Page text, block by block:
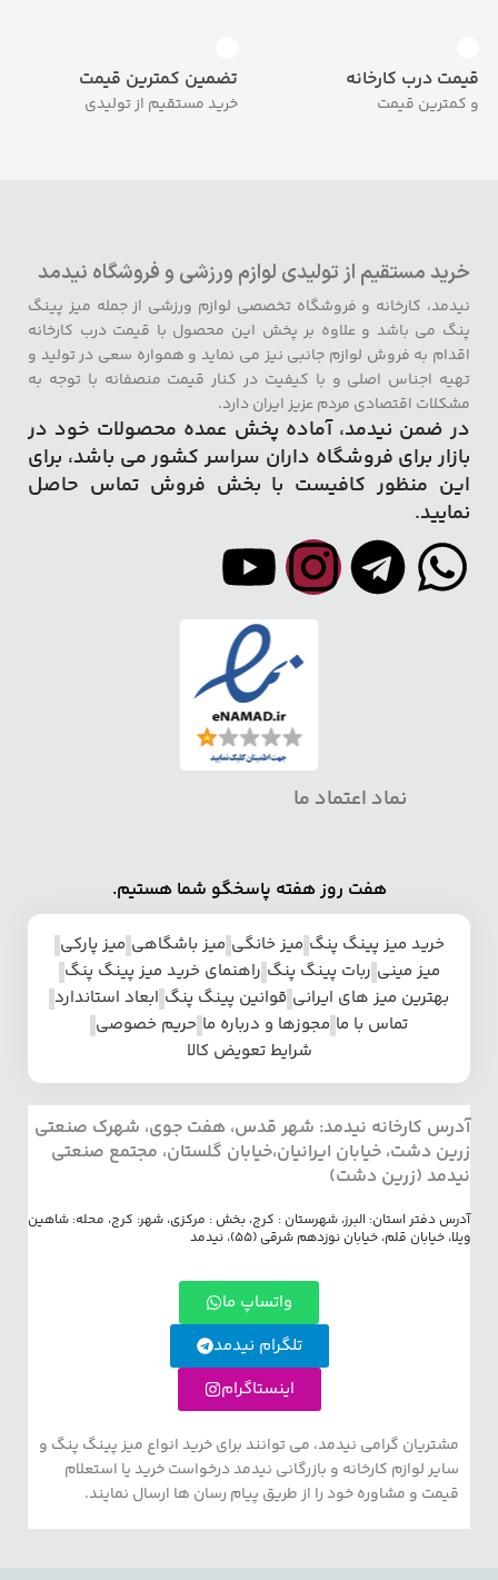
قیمت درب کارخانه
و کمترین قیمت
تضمین کمترین قیمت
خرید مستقیم از تولیدی
خرید مستقیم از تولیدی لوازم ورزشی و فروشگاه نیدمد
نیدمد، کارخانه و فروشگاه تخصصی لوازم ورزشی از جمله میز پینگ
پنگ می باشد و علاوه بر پخش این محصول با قیمت درب کارخانه
اقدام به فروش لوازم جانبی نیز می نماید و همواره سعی در تولید و
تهیه اجناس اصلی و با کیفیت در کنار قیمت منصفانه با توجه به
مشکلات اقتصادی مردم عزیز ایران دارد.
در ضمن نیدمد، آماده پخش عمده محصولات خود در
بازار برای فروشگاه داران سراسر کشور می باشد، برای
این منظور کافیست با بخش فروش تماس حاصل
نمایید.
نماد اعتماد ما
هفت روز هفته پاسخگو شما هستیم.
خرید میز پینگ پنگ میز خانگی میز باشگاهی میز پارکی
میز مینی ربات پینگ پنگ راهنمای خرید میز پینگ پنگ
بهترین میز های ایرانی قوانین پینگ پنگ ابعاد استاندارد
تماس با ما مجوزها و درباره ما حریم خصوصی
شرایط تعویض کالا
آدرس کارخانه نیدمد: شهر قدس، هفت جوی، شهرک صنعتی
زرین دشت، خیابان ایرانیان،خیابان گلستان، مجتمع صنعتی
نیدمد (زرین دشت)
آدرس دفتر استان: البرز، شهرستان : کرج، بخش : مرکزی، شهر: کرج، محله: شاهین
ویلا، خیابان قلم، خیابان نوزدهم شرقی (55)، نیدمد
واتساپ ما
تلگرام نیدمد
اینستاگرام
مشتریان گرامی نیدمد، می توانند برای خرید انواع میز پینگ پنگ و
سایر لوازم کارخانه و بازرگانی نیدمد درخواست خرید یا استعلام
قیمت و مشاوره خود را از طریق پیام رسان ها ارسال نمایند.